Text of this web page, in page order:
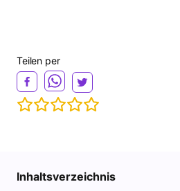
Teilen per
Inhaltsverzeichnis